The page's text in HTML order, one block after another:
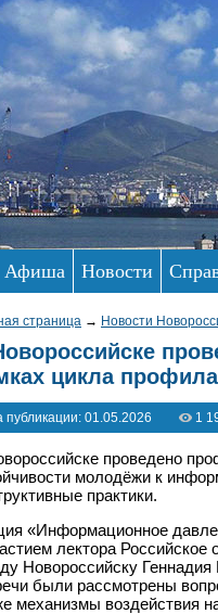
Афиша Новости
страница → Новости
цикла
публикации: 01.05.2026 1
проведено
молодёжи к
практики.
«Информационное
лектора
Новороссийску
были рассмотрены
механизмы воздействия